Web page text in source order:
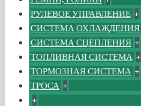
РУЛЕВОЕ УПРАВЛЕНИЕ +
СИСТЕМА ОХЛАЖДЕНИЯ
СИСТЕМА СЦЕПЛЕНИЯ +
ТОПЛИВНАЯ СИСТЕМА +
ТОРМОЗНАЯ СИСТЕМА +
ТРОСА +
+